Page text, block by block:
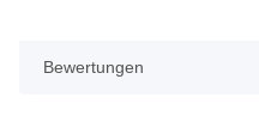
Bewertungen